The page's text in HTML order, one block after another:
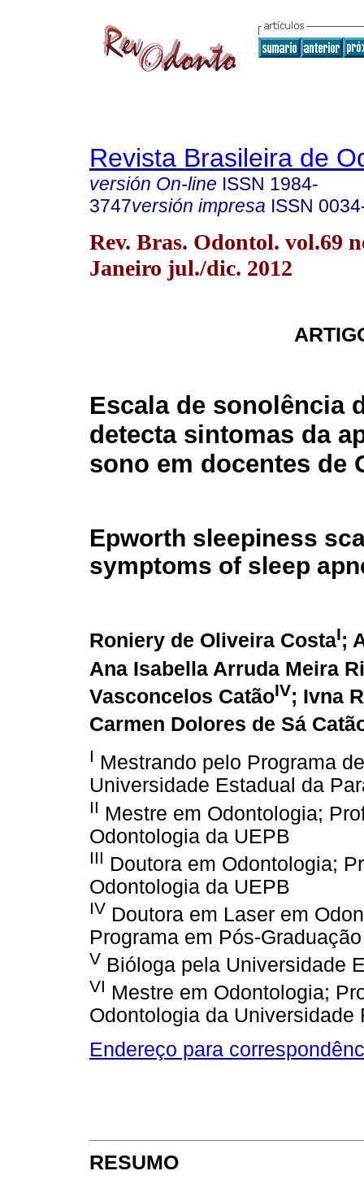
Revista Brasileira de
versión On-line ISSN 1984-
3747versión impresa ISSN
Rev. Bras. Odontol. vol.69
Janeiro jul./dic. 2012
Escala de sonolência
detecta sintomas da
sono em docentes de
Epworth sleepiness
symptoms of sleep
Roniery de Oliveira CostaI;
Ana Isabella Arruda Meira
Vasconcelos CatãoIV; Ivna
Carmen Dolores de Sá
I Mestrando pelo Programa
Universidade Estadual da
II Mestre em Odontologia;
Odontologia da UEPB
III Doutora em Odontologia;
Odontologia da UEPB
IV Doutora em Laser em
Programa em Pós-
V Bióloga pela Universidade
VI Mestre em Odontologia;
Odontologia da Universidade
Endereço para
RESUMO